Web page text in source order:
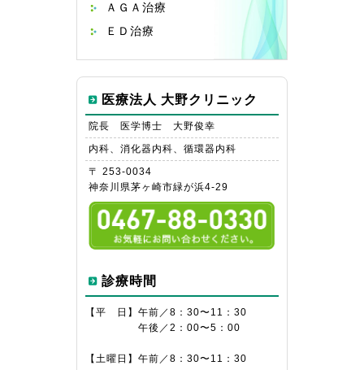
ＡＧＡ治療
ＥＤ治療
医療法人 大野クリニック
院長 医学博士 大野俊幸
内科、消化器内科、循環器内科
〒 253-0034
神奈川県茅ヶ崎市緑が浜4-29
診療時間
【平 日】 午前／8：30〜11：30
午後／2：00〜5：00
【土曜日】 午前／8：30〜11：30